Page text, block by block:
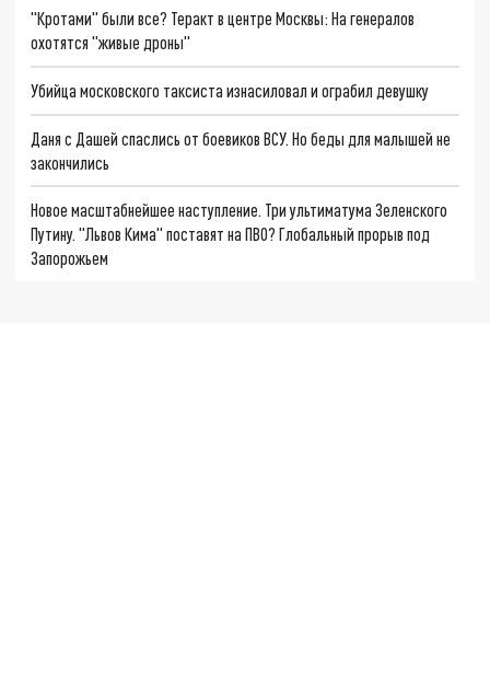
"Кротами" были все? Теракт в центре Москвы: На генералов
охотятся "живые дроны"
Убийца московского таксиста изнасиловал и ограбил девушку
Даня с Дашей спаслись от боевиков ВСУ. Но беды для малышей не
закончились
Новое масштабнейшее наступление. Три ультиматума Зеленского
Путину. "Львов Кима" поставят на ПВО? Глобальный прорыв под
Запорожьем